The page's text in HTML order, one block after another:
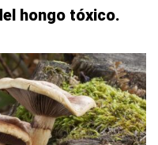
hongo tóxico.